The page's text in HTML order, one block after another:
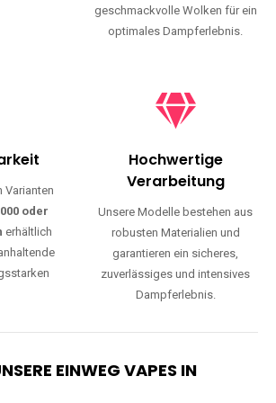
geschmackvolle Wolken für ein
optimales Dampferlebnis.
Varianten
oder
erhältlich
Hochwertige
Verarbeitung
Unsere Modelle bestehen aus
robusten Materialien und
garantieren ein sicheres,
zuverlässiges und intensives
Dampferlebnis.
EINWEG VAPES IN